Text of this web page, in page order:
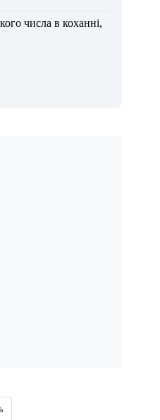
числа в коханні,